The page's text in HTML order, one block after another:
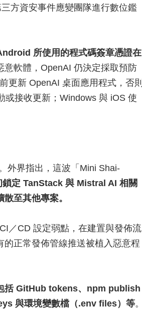
方資安事件應變團隊進行數位鑑
所使用的程式碼簽章憑證在
軟體，OpenAI 仍決定採取預防
更新 OpenAI 桌面應用程式，否則
或接收更新；Windows 與 iOS 使
外界指出，這波「Mini Shai-
鎖定 TanStack 與 Mistral AI 相關
至其他專案。
／CD 設定弱點，在建置與發佈流
正常發佈管線推送被植入惡意程
括 GitHub tokens、npm publish
與環境變數檔（.env files）等。